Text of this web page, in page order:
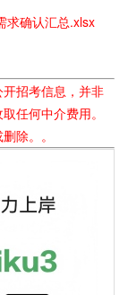
求确认汇总.xlsx
招考信息，并非
任何中介费用。
除。。